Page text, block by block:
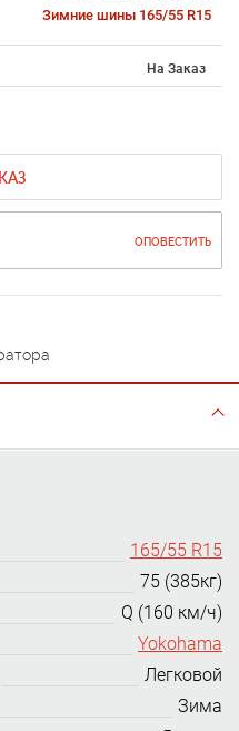
Зимние шины 165/55 R15
На Заказ
ОПОВЕСТИТЬ
165/55 R15
75 (385кг)
Q (160 км/ч)
Yokohama
Легковой
Зима